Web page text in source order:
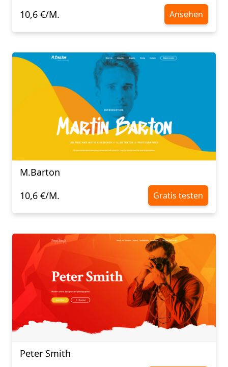
10,6 €/M.
Ansehen
M.Barton
10,6 €/M.
Gratis testen
Peter Smith